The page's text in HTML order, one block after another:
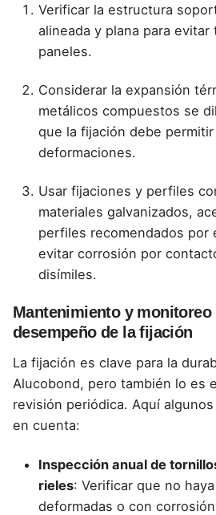
Verificar la estructura
alineada y plana para
paneles.
Considerar la expansión
metálicos compuestos se
que la fijación debe
deformaciones.
Usar fijaciones y perfiles
materiales galvanizados,
perfiles recomendados por
evitar corrosión por
disímiles.
Mantenimiento y monitoreo
desempeño de la fijación
La fijación es clave para la
Alucobond, pero también lo es
revisión periódica. Aquí
en cuenta:
Inspección anual de
rieles: Verificar que no
deformadas o con